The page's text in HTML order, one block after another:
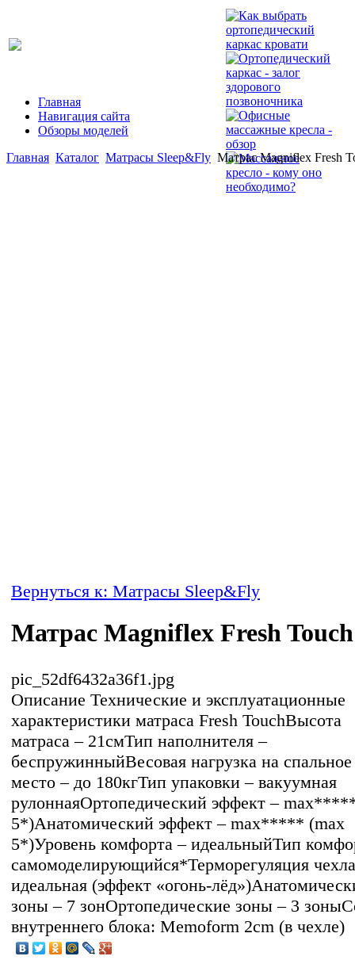
Главная
Навигация сайта
Обзоры моделей
Главная Каталог Матрасы Sleep&Fly Матрас Magniflex Fresh
Вернуться к: Матрасы Sleep&Fly
Матрас Magniflex Fresh Touch
pic_52df6432a36f1.jpg
Описание Технические и эксплуатационные
характеристики матраса Fresh TouchВысота
матраса – 21смТип наполнителя –
беспружинныйВесовая нагрузка на спальное
место – до 180кгТип упаковки – вакуумная
рулоннаяОртопедический эффект –
5*)Анатомический эффект – max***** (max
5*)Уровень комфорта – идеальныйТип
самомоделирующийся*Терморегуляция
идеальная (эффект «огонь-
зоны – 7 зонОртопедические зоны – 3
внутреннего блока: Memoform 2cm (в чехле)